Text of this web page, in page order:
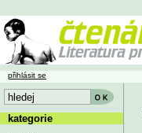
přihlásit se
kategorie